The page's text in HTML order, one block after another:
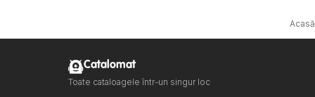
Acasă
Catalomat
Toate cataloagele într-un singur loc